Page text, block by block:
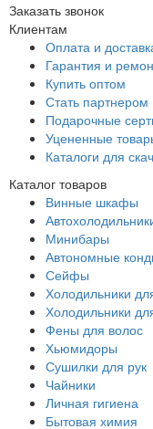
Заказать звонок
Клиентам
Оплата и
Гарантия и
Купить оптом
Стать партнером
Подарочные
Уцененные
Каталоги для
Каталог товаров
Винные шкафы
Минибары
Автономные
Сейфы
Холодильники
Холодильники
Фены для волос
Хьюмидоры
Сушилки для рук
Чайники
Личная гигиена
Бытовая химия